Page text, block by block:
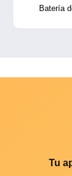
Batería
Tu